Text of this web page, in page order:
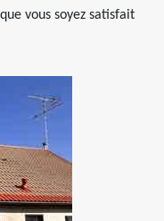
vous soyez satisfait